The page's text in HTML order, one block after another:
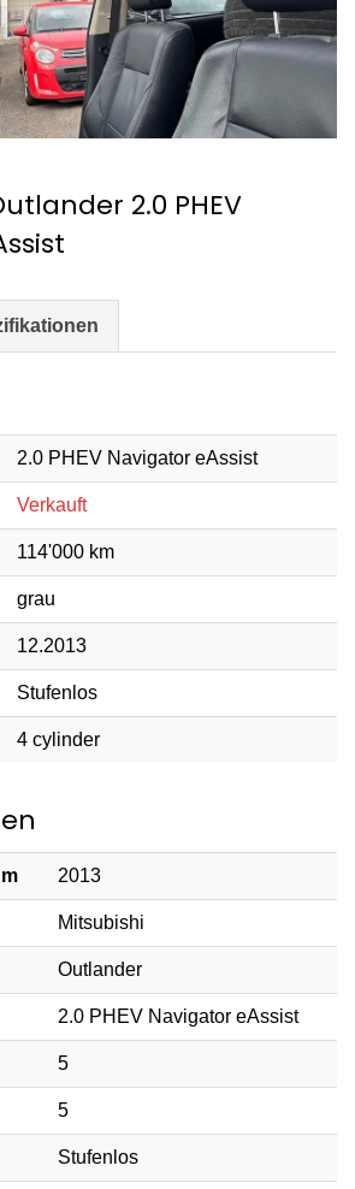
2.0 PHEV
2.0 PHEV Navigator eAssist
Verkauft
114'000 km
grau
12.2013
Stufenlos
4 cylinder
2013
Mitsubishi
Outlander
2.0 PHEV Navigator eAssist
5
5
Stufenlos